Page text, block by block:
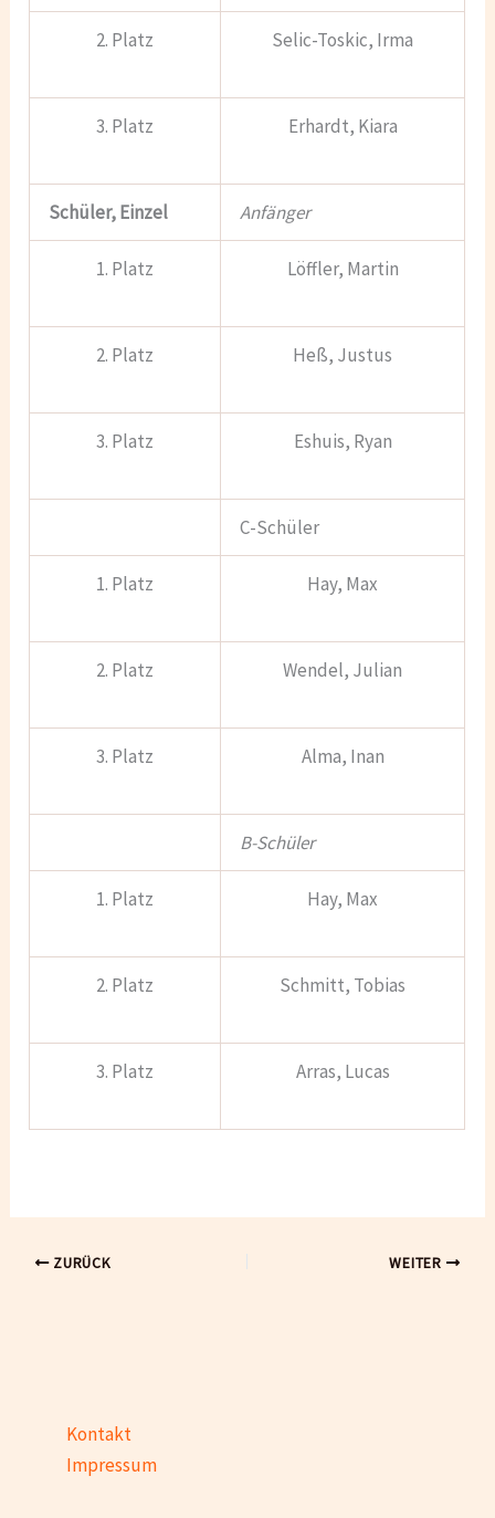
2. Platz Selic-Toskic, Irma
3. Platz Erhardt, Kiara
Schüler, Einzel Anfänger
1. Platz Löffler, Martin
2. Platz Heß, Justus
3. Platz Eshuis, Ryan
C-Schüler
1. Platz Hay, Max
2. Platz Wendel, Julian
3. Platz Alma, Inan
B-Schüler
1. Platz Hay, Max
2. Platz Schmitt, Tobias
3. Platz Arras, Lucas
ZURÜCK WEITER
Kontakt
Impressum